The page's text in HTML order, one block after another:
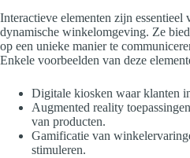
Interactieve elementen zijn essentieel
dynamische winkelomgeving. Ze
op een unieke manier te
Enkele voorbeelden van deze
Digitale kiosken waar klanten
Augmented reality
van producten.
Gamificatie van
stimuleren.